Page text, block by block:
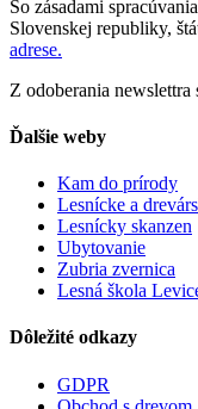
So zásadami
Slovenskej republiky,
adrese.
Z odoberania
Ďalšie weby
Kam do prírody
Lesnícke a
Lesnícky skanzen
Ubytovanie
Zubria zvernica
Lesná škola
Dôležité odkazy
GDPR